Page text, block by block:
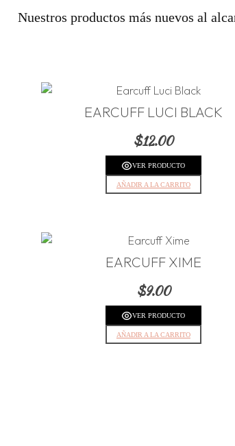
Nuestros productos más nuevos al
EARCUFF LUCI BLACK
$12.00
VER PRODUCTO
AÑADIR A LA CARRITO
EARCUFF XIME
$9.00
VER PRODUCTO
AÑADIR A LA CARRITO